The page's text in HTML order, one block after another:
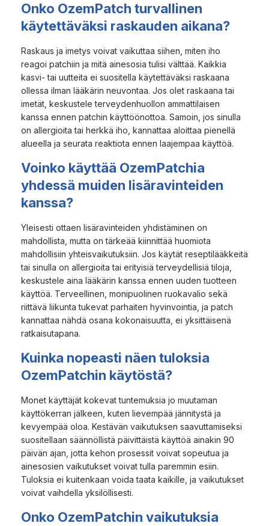
Onko OzemPatch turvallinen
käytettäväksi raskauden aikana?
Raskaus ja imetys voivat vaikuttaa siihen, miten iho
reagoi patchiin ja mitä ainesosia tulisi välttää. Kaikkia
kasvi- tai uutteita ei suositella käytettäväksi raskaana
ollessa ilman lääkärin neuvontaa. Jos olet raskaana tai
imetät, keskustele terveydenhuollon ammattilaisen
kanssa ennen patchin käyttöönottoa. Samoin, jos sinulla
on allergioita tai herkkä iho, kannattaa aloittaa pienellä
alueella ja seurata reaktiota ennen laajempaa käyttöä.
Voinko käyttää OzemPatchia
yhdessä muiden lisäravinteiden
kanssa?
Yleisesti ottaen lisäravinteiden yhdistäminen on
mahdollista, mutta on tärkeää kiinnittää huomiota
mahdollisiin yhteisvaikutuksiin. Jos käytät reseptilääkkeitä
tai sinulla on allergioita tai erityisiä terveydellisiä tiloja,
keskustele aina lääkärin kanssa ennen uuden tuotteen
käyttöä. Terveellinen, monipuolinen ruokavalio sekä
riittävä liikunta tukevat parhaiten hyvinvointia, ja patch
kannattaa nähdä osana kokonaisuutta, ei yksittäisenä
ratkaisutapana.
Kuinka nopeasti näen tuloksia
OzemPatchin käytöstä?
Monet käyttäjät kokevat tuntemuksia jo muutaman
käyttökerran jälkeen, kuten lievempää jännitystä ja
kevyempää oloa. Kestävän vaikutuksen saavuttamiseksi
suositellaan säännöllistä päivittäistä käyttöä ainakin 90
päivän ajan, jotta kehon prosessit voivat sopeutua ja
ainesosien vaikutukset voivat tulla paremmin esiin.
Tuloksia ei kuitenkaan voida taata kaikille, ja vaikutukset
voivat vaihdella yksilöllisesti.
Onko OzemPatchin vaikutuksia